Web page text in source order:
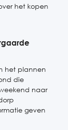
het kopen
het plannen
die
naar
geven